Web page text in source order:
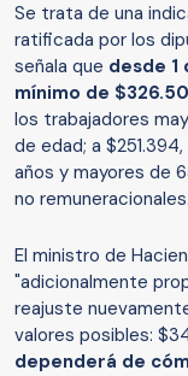
Se trata de una
ratificada por los
señala que desde 1
mínimo de
los trabajadores
de edad; a
años y mayores de
no remuneracionales.
El ministro de
"adicionalmente
reajuste
valores posibles:
dependerá de